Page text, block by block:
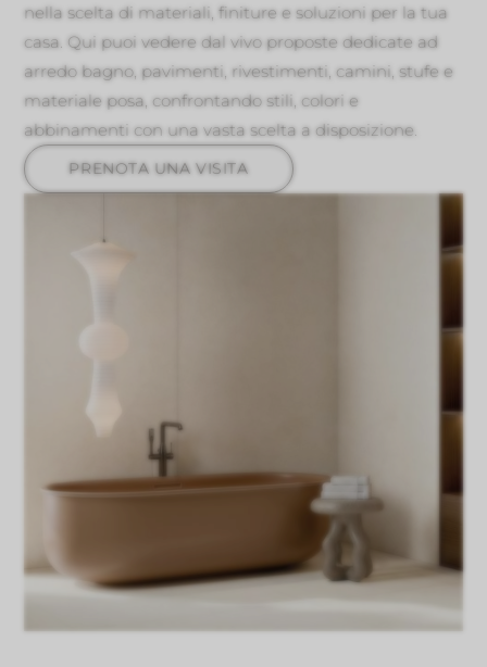
nella scelta di materiali, finiture e soluzioni per la tua
casa. Qui puoi vedere dal vivo proposte dedicate ad
arredo bagno, pavimenti, rivestimenti, camini, stufe e
materiale posa, confrontando stili, colori e
abbinamenti con una vasta scelta a disposizione.
PRENOTA UNA VISITA